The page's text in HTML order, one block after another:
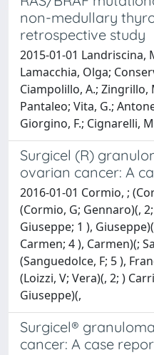
non-medullary
retrospective study
2015-01-01 Landriscina,
Lamacchia, Olga;
Ciampolillo, A.; Zingrillo,
Pantaleo; Vita, G.;
Giorgino, F.; Cignarelli,
Surgicel (R)
ovarian cancer: A
2016-01-01 Cormio, ;
(Cormio, G; Gennaro)(,
Giuseppe; 1 ),
Carmen; 4 ), Carmen)(;
(Sanguedolce, F; 5 ),
(Loizzi, V; Vera)(, 2; )
Giuseppe)(,
Surgicel®
cancer: A case